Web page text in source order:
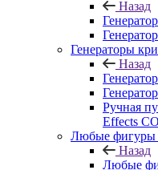
Назад
Генераторы
Назад
Ручная
Effects
Любые фигуры
Назад
Любые